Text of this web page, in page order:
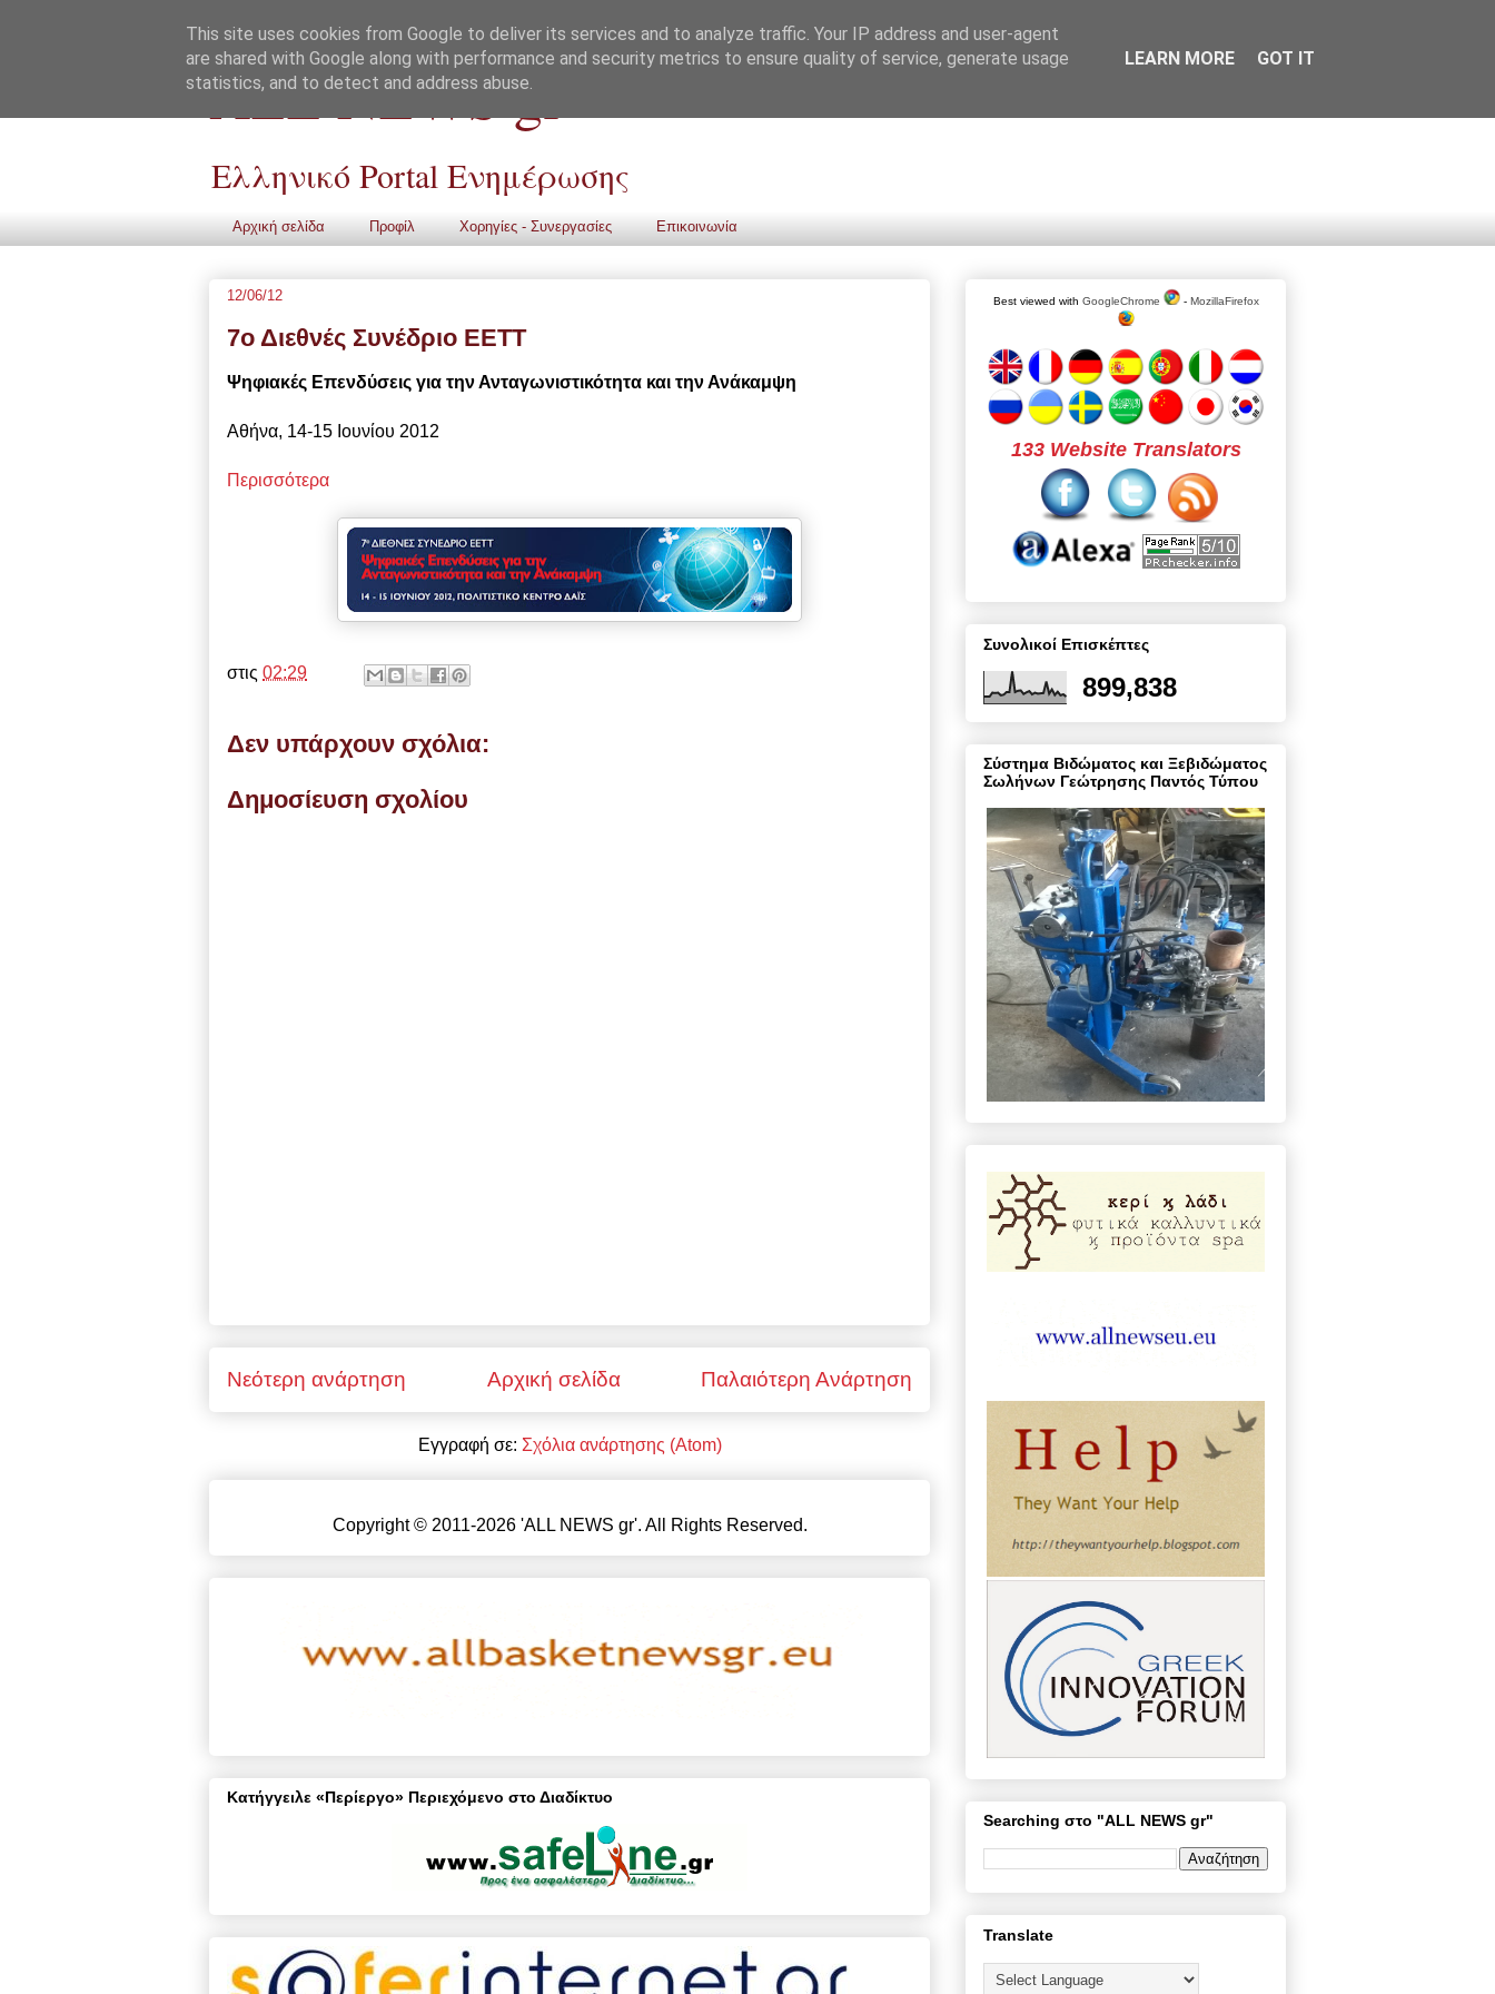
ALL NEWS gr
Ελληνικό Portal Ενημέρωσης
Αρχική σελίδα Προφίλ Χορηγίες - Συνεργασίες Επικοινωνία
12/06/12
7ο Διεθνές Συνέδριο ΕΕΤΤ
Ψηφιακές Επενδύσεις για την Ανταγωνιστικότητα και την Ανάκαμψη
Αθήνα, 14-15 Ιουνίου 2012
Περισσότερα
στις 02:29
Δεν υπάρχουν σχόλια:
Δημοσίευση σχολίου
Νεότερη ανάρτηση Παλαιότερη Ανάρτηση
Αρχική σελίδα
Εγγραφή σε: Σχόλια ανάρτησης (Atom)
Copyright © 2011-2026 'ALL NEWS gr'. All Rights Reserved.
Κατήγγειλε «Περίεργο» Περιεχόμενο στο Διαδίκτυο
Best viewed with GoogleChrome - MozillaFirefox
133 Website Translators
Συνολικοί Επισκέπτες
899,838
Σύστημα Βιδώματος και Ξεβιδώματος
Σωλήνων Γεώτρησης Παντός Τύπου
Searching στο "ALL NEWS gr"
Translate
This site uses cookies from Google to deliver its services and to analyze traffic. Your IP address and user-agent
are shared with Google along with performance and security metrics to ensure quality of service, generate usage
statistics, and to detect and address abuse.
LEARN MORE GOT IT